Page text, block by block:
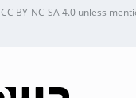
CC BY-NC-SA 4.0unless